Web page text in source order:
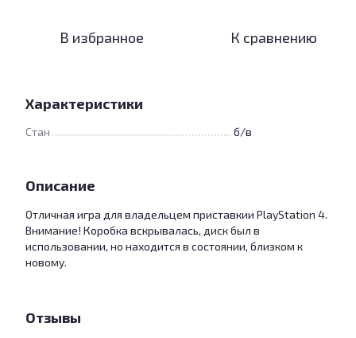
В избранное К сравнению
Характеристики
Стан б/в
Описание
Отличная игра для владельцем приставкии PlayStation 4.
Внимание! Коробка вскрывалась, диск был в
использовании, но находится в состоянии, близком к
новому.
Отзывы